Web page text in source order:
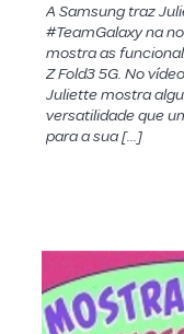
A Samsung traz
#TeamGalaxy na
mostra as
Z Fold3 5G. No
Juliette mostra
versatilidade que
para a sua […]